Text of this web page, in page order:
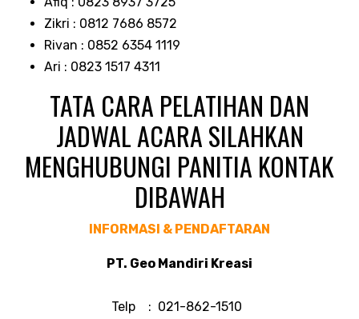
Zikri : 0812 7686 8572
Rivan : 0852 6354 1119
Ari : 0823 1517 4311
TATA CARA PELATIHAN DAN
JADWAL ACARA SILAHKAN
MENGHUBUNGI PANITIA KONTAK
DIBAWAH
INFORMASI & PENDAFTARAN
PT. Geo Mandiri Kreasi
Telp : 021-862-1510